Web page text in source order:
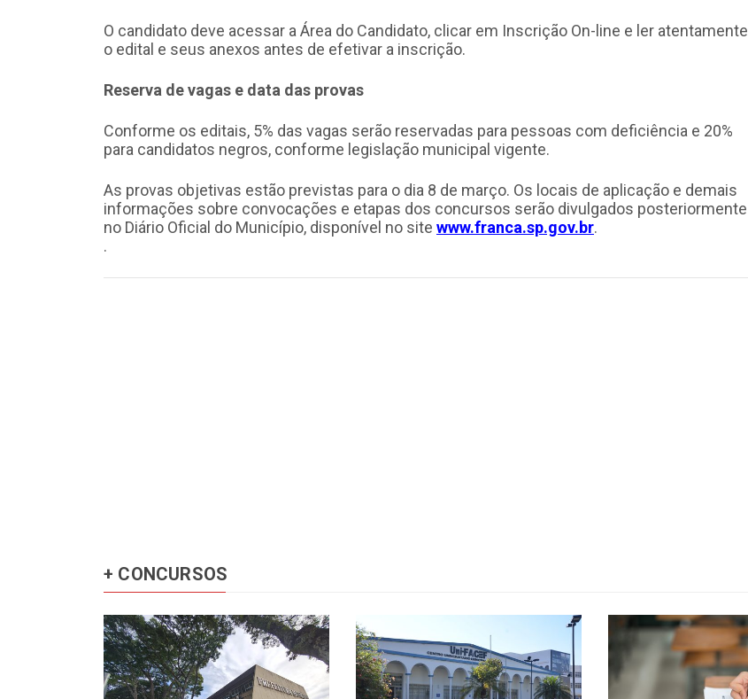
O candidato deve acessar a Área do Candidato, clicar em Inscrição On-line e ler atentamente
o edital e seus anexos antes de efetivar a inscrição.
Reserva de vagas e data das provas
Conforme os editais, 5% das vagas serão reservadas para pessoas com deficiência e 20%
para candidatos negros, conforme legislação municipal vigente.
As provas objetivas estão previstas para o dia 8 de março. Os locais de aplicação e demais
informações sobre convocações e etapas dos concursos serão divulgados posteriormente
no Diário Oficial do Município, disponível no site www.franca.sp.gov.br.
.
+ CONCURSOS